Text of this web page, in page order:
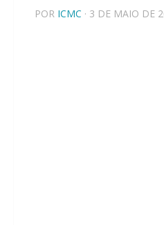
POR ICMC · 3 DE MAIO DE